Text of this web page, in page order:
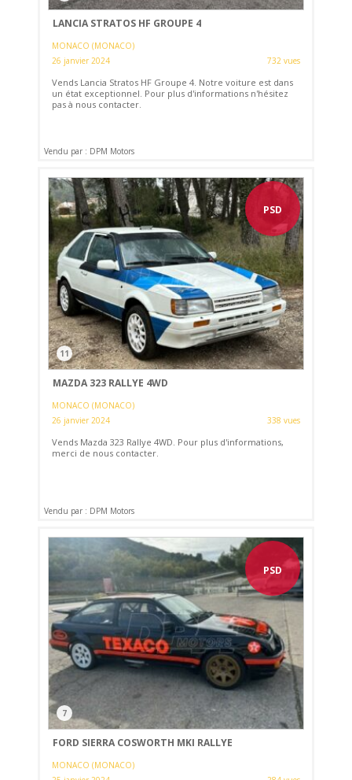
LANCIA STRATOS HF GROUPE 4
MONACO (MONACO)
26 janvier 2024
732 vues
Vends Lancia Stratos HF Groupe 4. Notre voiture est dans
un état exceptionnel. Pour plus d'informations n'hésitez
pas à nous contacter.
Vendu par : DPM Motors
PSD
11
MAZDA 323 RALLYE 4WD
MONACO (MONACO)
26 janvier 2024
338 vues
Vends Mazda 323 Rallye 4WD. Pour plus d'informations,
merci de nous contacter.
Vendu par : DPM Motors
PSD
7
FORD SIERRA COSWORTH MKI RALLYE
MONACO (MONACO)